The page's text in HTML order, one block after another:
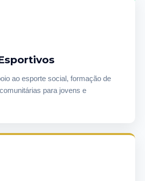
ao esporte social, formação de
para jovens e